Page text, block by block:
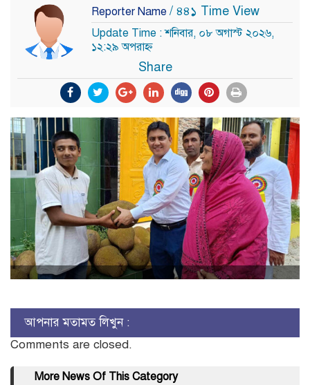
Reporter Name / ৪৪১ Time View
Update Time : শনিবার, ০৮ অগাস্ট ২০২৬,
১২:২৯ অপরাহ্ন
Share
আপনার মতামত লিখুন :
Comments are closed.
More News Of This Category